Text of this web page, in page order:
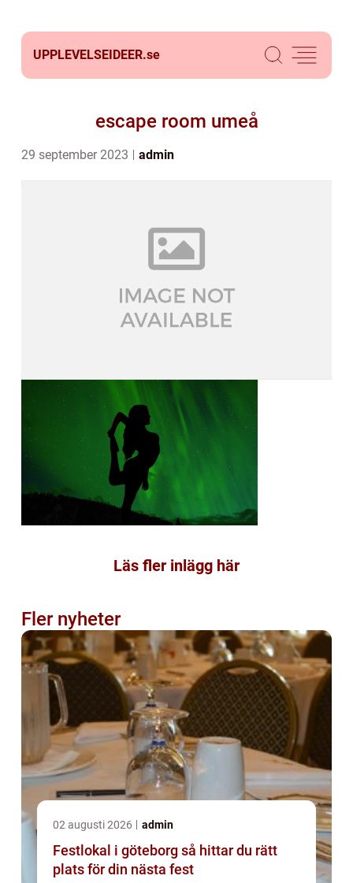
UPPLEVELSEIDEER.se
escape room umeå
29 september 2023 admin
Läs fler inlägg här
Fler nyheter
02 augusti 2026 admin
Festlokal i göteborg så hittar du rätt
plats för din nästa fest